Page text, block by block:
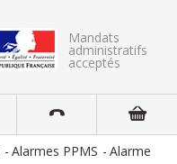
Mandats
administratifs
acceptés
Alarmes PPMS
Alarme